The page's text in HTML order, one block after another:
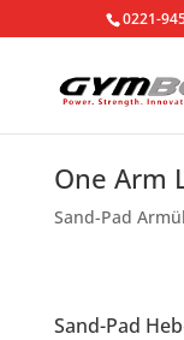
0221-
One Arm
Sand-Pad
Sand-Pad